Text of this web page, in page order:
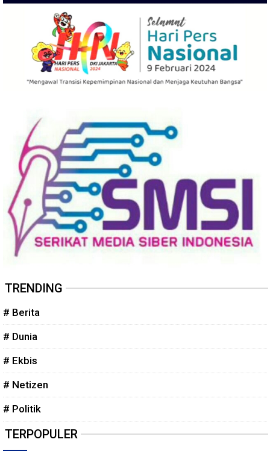
TRENDING
# Berita
# Dunia
# Ekbis
# Netizen
# Politik
TERPOPULER